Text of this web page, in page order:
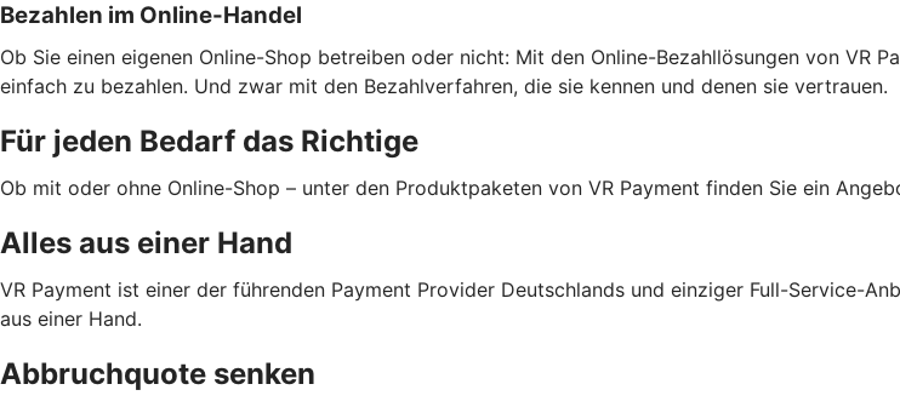
Bezahlen im Online-Handel
Ob Sie einen eigenen Online-Shop betreiben oder nicht: Mit den Online-Bezahllösungen von VR
einfach zu bezahlen. Und zwar mit den Bezahlverfahren, die sie kennen und denen sie vertrauen.
Für jeden Bedarf das Richtige
Ob mit oder ohne Online-Shop – unter den Produktpaketen von VR Payment finden Sie ein
Alles aus einer Hand
VR Payment ist einer der führenden Payment Provider Deutschlands und einziger Full-Service-
aus einer Hand.
Abbruchquote senken